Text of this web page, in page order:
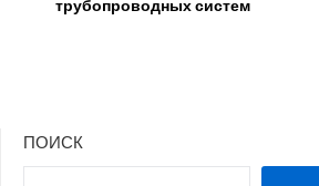
трубопроводных систем
ПОИСК